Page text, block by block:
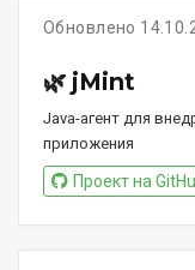
Обновлено
🌿 jMint
Java-агент для
приложения
Проект на